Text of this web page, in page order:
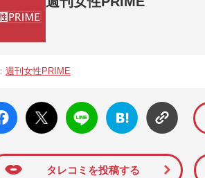
週刊誌『週刊女性』の誌面に掲載された記事か
週刊女性PRIME
X ポス
ト
LINE
はてな
ブック
マーク
タレコミを投稿する